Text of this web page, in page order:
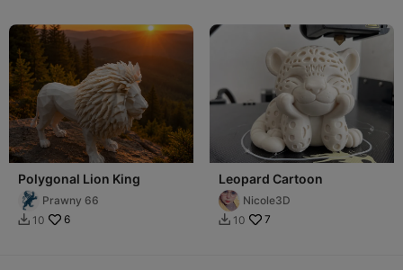
Polygonal Lion King
Prawny 66
 10 6
Leopard Cartoon
Nicole3D
 10 7